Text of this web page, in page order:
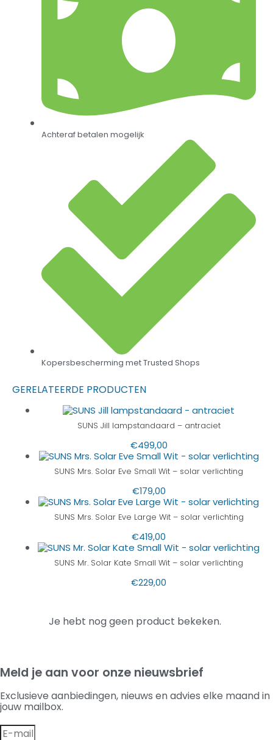
Achteraf betalen mogelijk
Kopersbescherming met Trusted Shops
GERELATEERDE PRODUCTEN
SUNS Jill lampstandaard – antraciet
€499,00
SUNS Mrs. Solar Eve Small Wit – solar verlichting
€179,00
SUNS Mrs. Solar Eve Large Wit – solar verlichting
€419,00
SUNS Mr. Solar Kate Small Wit – solar verlichting
€229,00
Je hebt nog geen product bekeken.
Meld je aan voor onze nieuwsbrief
Exclusieve aanbiedingen, nieuws en advies elke maand in
jouw mailbox.